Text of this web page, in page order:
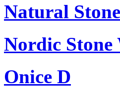
Natural
Nordic Stone
Onice D